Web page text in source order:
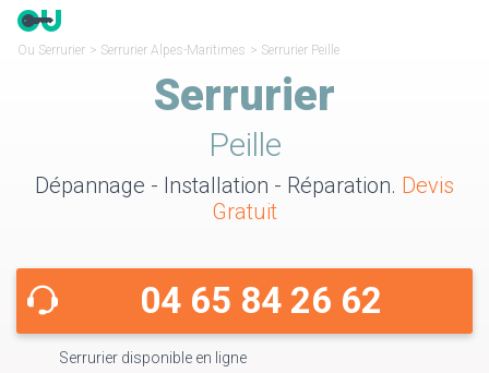
Ou Serrurier > Serrurier Alpes-Maritimes > Serrurier Peille
Serrurier
Peille
Dépannage - Installation - Réparation. Devis
Gratuit
04 65 84 26 62
Serrurier disponible en ligne